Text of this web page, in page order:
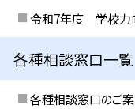
令和7年度 学校力
各種相談窓口一覧
各種相談窓口のご案